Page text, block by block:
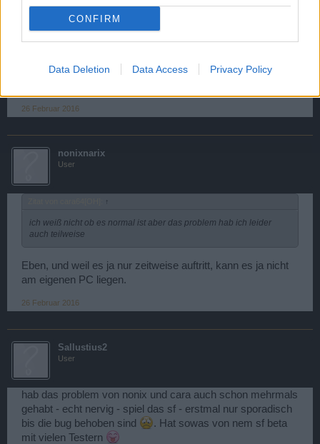
CONFIRM
Data Deletion Data Access Privacy Policy
Ist es normal, daß in machen Schlachtfeldpartien es fast unmöglich
ist ein gegnerisches Schiff anzuklicken um es anzugreifen ? In der
nächsten und übernächsten Runde tritt dieses Problem wiederum
gar nicht auf. Woran kann das liegen ?
ich weiß nicht ob es normal ist aber das problem hab ich
26 Februar 2016
nonixnarix
User
↑
ich weiß nicht ob es normal ist aber das problem hab ich leider
auch teilweise
Eben, und weil es ja nur zeitweise auftritt, kann es ja nicht
am eigenen PC liegen.
26 Februar 2016
Sallustius2
User
hab das problem von nonix und cara auch schon mehrmals
gehabt - echt nervig - spiel das sf - erstmal nur sporadisch
bis die bug behoben sind
. Hat sowas von nem sf beta
mit vielen Testern